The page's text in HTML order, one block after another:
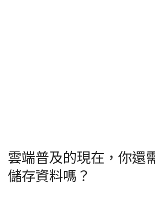
雲端普及的現在，你還
儲存資料嗎？